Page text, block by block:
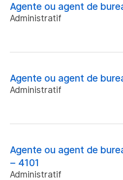
Agente ou agent de
Administratif
Agente ou agent de
Administratif
Agente ou agent de
– 4101
Administratif